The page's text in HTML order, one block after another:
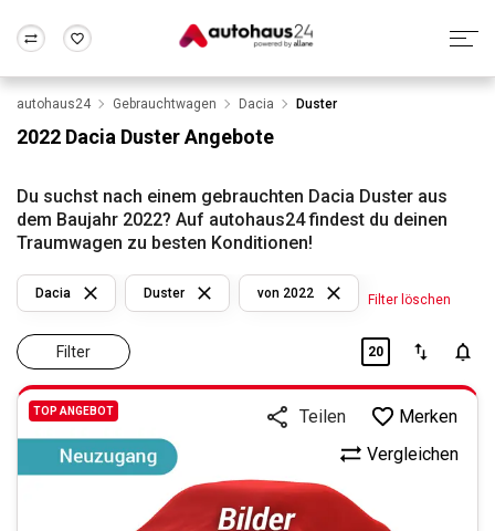
Wir bewerten dein Auto
Alle Fragen & Antworten
Rund um die Inzahlungnahme
Frankfurt Wuppertal
autohaus24 Gebrauchtwagen Dacia Duster
2022 Dacia Duster Angebote
Du suchst nach einem gebrauchten Dacia Duster aus
dem Baujahr 2022? Auf autohaus24 findest du deinen
Traumwagen zu besten Konditionen!
Filter
Dacia Duster von 2022 Filter löschen
20
TOP ANGEBOT
Vergleichen
Teilen Merken